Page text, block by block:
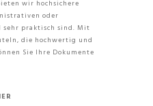
wir hochsichere
oder
praktisch sind. Mit
die hochwertig und
Sie Ihre Dokumente